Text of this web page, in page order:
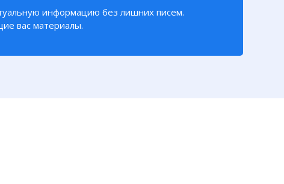
информацию без лишних писем.
вас материалы.